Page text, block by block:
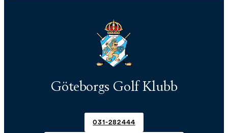
Göteborgs Golf Klubb
031-282444